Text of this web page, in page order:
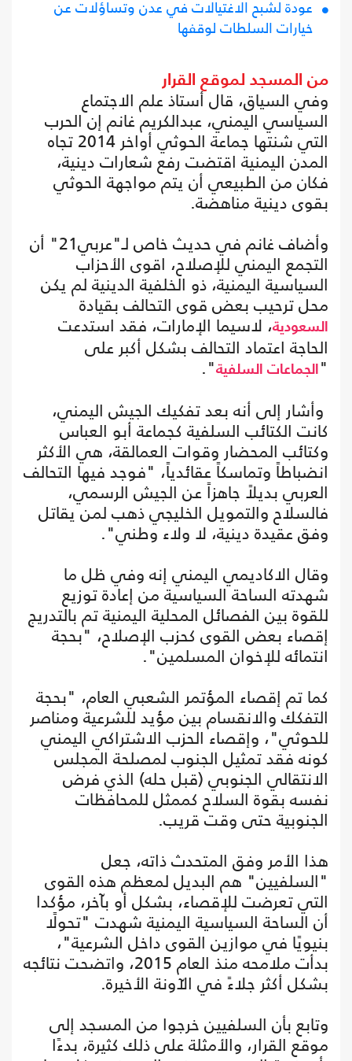
عودة لشبح الاغتيالات في عدن وتساؤلات عن
خيارات السلطات لوقفها
من المسجد لموقع القرار
وفي السياق، قال أستاذ علم الاجتماع
السياسي اليمني، عبدالكريم غانم إن الحرب
التي شنتها جماعة الحوثي أواخر 2014 تجاه
المدن اليمنية اقتضت رفع شعارات دينية،
فكان من الطبيعي أن يتم مواجهة الحوثي
بقوى دينية مناهضة.
وأضاف غانم في حديث خاص لـ"عربي21" أن
التجمع اليمني للإصلاح، اقوى الأحزاب
السياسية اليمنية، ذو الخلفية الدينية لم يكن
محل ترحيب بعض قوى التحالف بقيادة
السعودية، لاسيما الإمارات، فقد استدعت
الحاجة اعتماد التحالف بشكل أكبر على
" الجماعات السلفية".
وأشار إلى أنه بعد تفكيك الجيش اليمني،
كانت الكتائب السلفية كجماعة أبو العباس
وكتائب المحضار وقوات العمالقة، هي الأكثر
انضباطاً وتماسكاً عقائدياً، "فوجد فيها التحالف
العربي بديلاً جاهزاً عن الجيش الرسمي،
فالسلاح والتمويل الخليجي ذهب لمن يقاتل
وفق عقيدة دينية، لا ولاء وطني".
وقال الاكاديمي اليمني إنه وفي ظل ما
شهدته الساحة السياسية من إعادة توزيع
للقوة بين الفصائل المحلية اليمنية تم بالتدريج
إقصاء بعض القوى كحزب الإصلاح، "بحجة
انتمائه للإخوان المسلمين".
كما تم إقصاء المؤتمر الشعبي العام، "بحجة
التفكك والانقسام بين مؤيد للشرعية ومناصر
للحوثي"، وإقصاء الحزب الاشتراكي اليمني
كونه فقد تمثيل الجنوب لمصلحة المجلس
الانتقالي الجنوبي (قبل حله) الذي فرض
نفسه بقوة السلاح كممثل للمحافظات
الجنوبية حتى وقت قريب.
هذا الأمر وفق المتحدث ذاته، جعل
"السلفيين" هم البديل لمعظم هذه القوى
التي تعرضت للإقصاء، بشكل أو بآخر، مؤكدا
أن الساحة السياسية اليمنية شهدت "تحولًا
بنيويًا في موازين القوى داخل الشرعية"،
بدأت ملامحه منذ العام 2015، واتضحت نتائجه
بشكل أكثر جلاءً في الآونة الأخيرة.
وتابع بأن السلفيين خرجوا من المسجد إلى
موقع القرار، والأمثلة على ذلك كثيرة، بدءًا